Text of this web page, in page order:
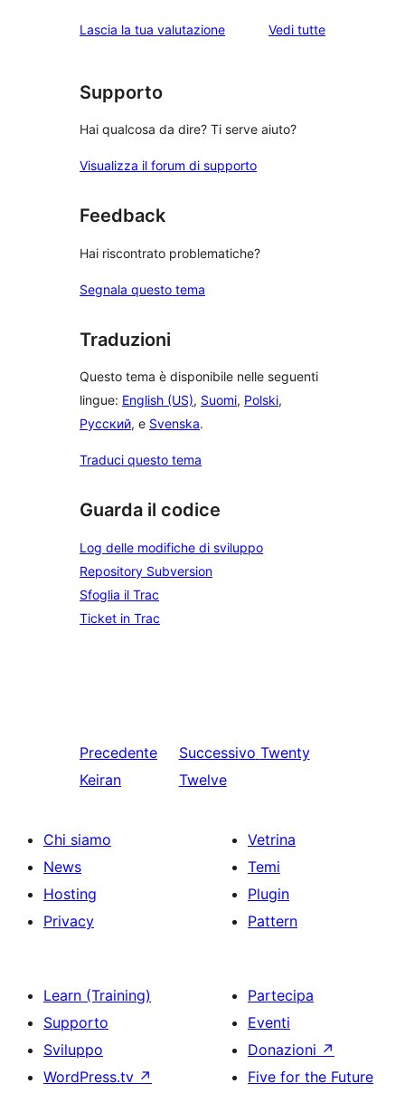
stelle
2-
a
stelle
Lascia la tua valutazione Vedi tuttele
Supporto
Hai qualcosa da dire? Ti serve aiuto?
Visualizza il forum di supporto
Feedback
Hai riscontrato problematiche?
Segnala questo tema
Traduzioni
Questo tema è disponibile nelle seguenti
lingue: English (US), Suomi, Polski,
Русский, e Svenska.
Traduci questo tema
Guarda il codice
Log delle modifiche di sviluppo
Repository Subversion
Sfoglia il Trac
Ticket in Trac
Precedente
Keiran
Successivo Twenty
Twelve
Chi siamo
News
Hosting
Privacy
Vetrina
Temi
Plugin
Pattern
Learn (Training)
Supporto
Sviluppo
WordPress.tv ↗
Partecipa
Eventi
Donazioni ↗
Five for the Future